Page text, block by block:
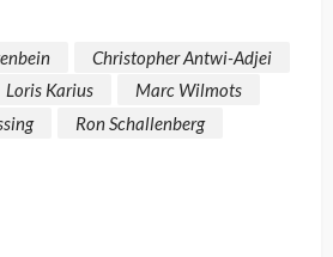
Christopher Antwi-Adjei
Loris Karius
Marc Wilmots
Ron Schallenberg